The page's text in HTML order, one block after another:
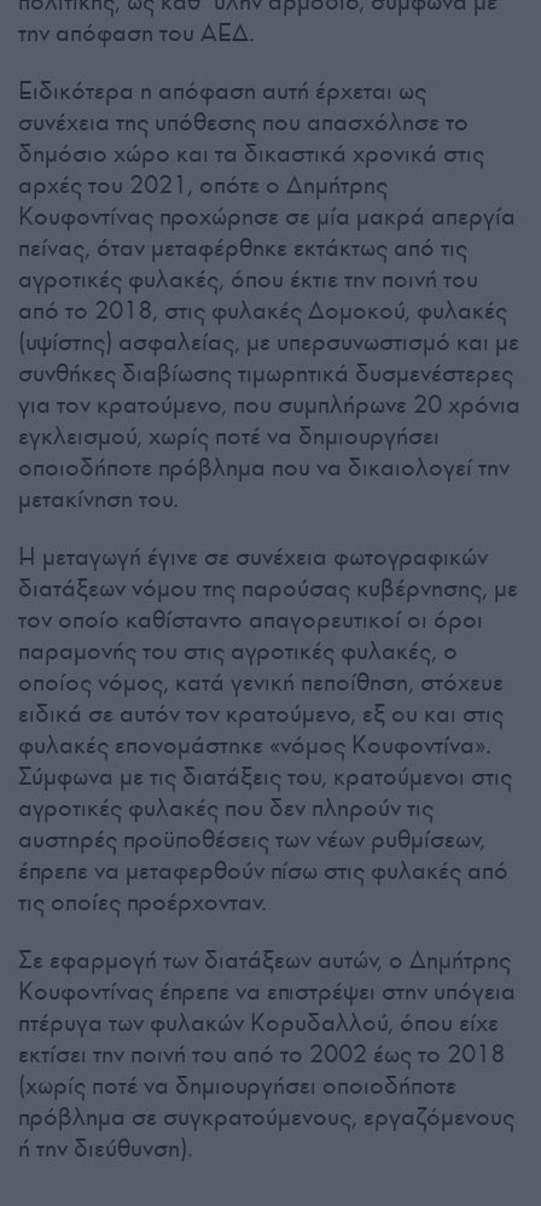
την απόφαση του ΑΕΔ.
Ειδικότερα η απόφαση αυτή έρχεται ως
συνέχεια της υπόθεσης που απασχόλησε το
δημόσιο χώρο και τα δικαστικά χρονικά στις
αρχές του 2021, οπότε ο Δημήτρης
Κουφοντίνας προχώρησε σε μία μακρά απεργία
πείνας, όταν μεταφέρθηκε εκτάκτως από τις
αγροτικές φυλακές, όπου έκτιε την ποινή του
από το 2018, στις φυλακές Δομοκού, φυλακές
(υψίστης) ασφαλείας, με υπερσυνωστισμό και με
συνθήκες διαβίωσης τιμωρητικά δυσμενέστερες
για τον κρατούμενο, που συμπλήρωνε 20 χρόνια
εγκλεισμού, χωρίς ποτέ να δημιουργήσει
οποιοδήποτε πρόβλημα που να δικαιολογεί την
μετακίνηση του.
Η μεταγωγή έγινε σε συνέχεια φωτογραφικών
διατάξεων νόμου της παρούσας κυβέρνησης, με
τον οποίο καθίσταντο απαγορευτικοί οι όροι
παραμονής του στις αγροτικές φυλακές, ο
οποίος νόμος, κατά γενική πεποίθηση, στόχευε
ειδικά σε αυτόν τον κρατούμενο, εξ ου και στις
φυλακές επονομάστηκε «νόμος Κουφοντίνα».
Σύμφωνα με τις διατάξεις του, κρατούμενοι στις
αγροτικές φυλακές που δεν πληρούν τις
αυστηρές προϋποθέσεις των νέων ρυθμίσεων,
έπρεπε να μεταφερθούν πίσω στις φυλακές από
τις οποίες προέρχονταν.
Σε εφαρμογή των διατάξεων αυτών, ο Δημήτρης
Κουφοντίνας έπρεπε να επιστρέψει στην υπόγεια
πτέρυγα των φυλακών Κορυδαλλού, όπου είχε
εκτίσει την ποινή του από το 2002 έως το 2018
(χωρίς ποτέ να δημιουργήσει οποιοδήποτε
πρόβλημα σε συγκρατούμενους, εργαζόμενους
ή την διεύθυνση).